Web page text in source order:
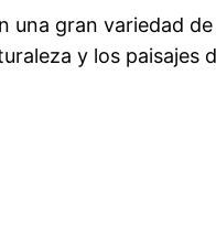
gran variedad
y los paisajes